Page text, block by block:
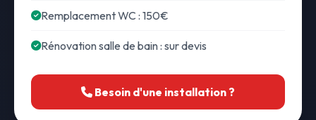
Remplacement WC : 150€
Rénovation salle de bain : sur devis
Besoin d'une installation ?